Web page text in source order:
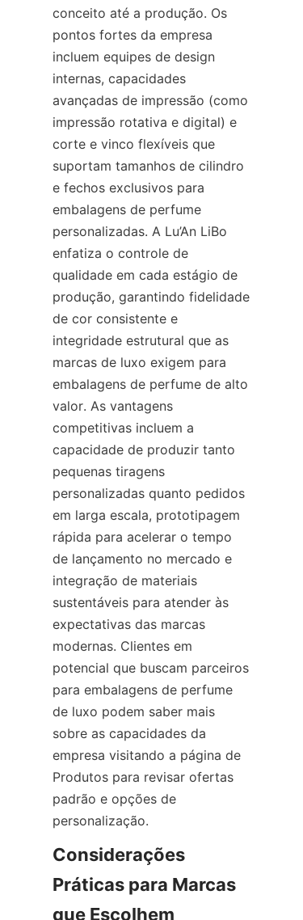
conceito até a produção. Os
pontos fortes da empresa
incluem equipes de design
internas, capacidades
avançadas de impressão (como
impressão rotativa e digital) e
corte e vinco flexíveis que
suportam tamanhos de cilindro
e fechos exclusivos para
embalagens de perfume
personalizadas. A Lu’An LiBo
enfatiza o controle de
qualidade em cada estágio de
produção, garantindo fidelidade
de cor consistente e
integridade estrutural que as
marcas de luxo exigem para
embalagens de perfume de alto
valor. As vantagens
competitivas incluem a
capacidade de produzir tanto
pequenas tiragens
personalizadas quanto pedidos
em larga escala, prototipagem
rápida para acelerar o tempo
de lançamento no mercado e
integração de materiais
sustentáveis para atender às
expectativas das marcas
modernas. Clientes em
potencial que buscam parceiros
para embalagens de perfume
de luxo podem saber mais
sobre as capacidades da
empresa visitando a página de
Produtos para revisar ofertas
padrão e opções de
personalização.
Considerações
Práticas para Marcas
que Escolhem